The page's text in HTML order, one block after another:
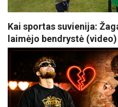
Kai sportas suvienija:
laimėjo bendrystė (video)